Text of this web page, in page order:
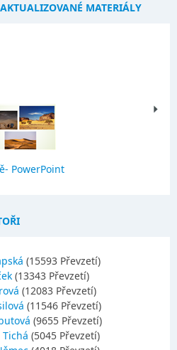
MATERIÁLY
PowerPoint
(15593 Převzetí)
(13343 Převzetí)
(12083 Převzetí)
(11546 Převzetí)
(9655 Převzetí)
(5045 Převzetí)